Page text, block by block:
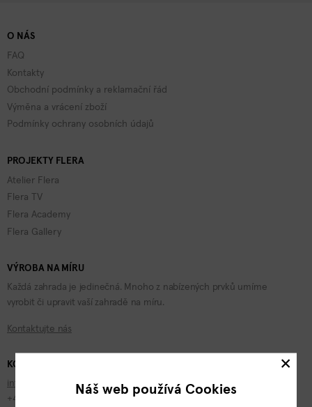
O NÁS
FAQ
Kontakty
Obchodní podmínky a reklamační řád
Výměna a vrácení zboží
Podmínky ochrany osobních údajů
PROJEKTY FLERA
Atelier Flera
Flera TV
Flera Academy
Flera Gallery
VÝROBA NA MÍRU
Každá zahrada je jedinečná. Mnoho z nabízených prvků umíme
vyrobit či upravit vaší zahradě na míru.
Kontaktujte nás
KONTAKTY
info@fleradesign.cz
+420 776 436 651
Náš web používá Cookies
×